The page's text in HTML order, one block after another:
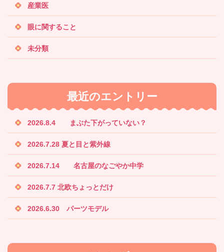
産業医
眼に関すること
未分類
最近のエントリー
2026.8.4 まぶた下がっていない？
2026.7.28 夏と目と紫外線
2026.7.14 名古屋のなごやか中学
2026.7.7 北欧ちょっとだけ
2026.6.30 パーツモデル